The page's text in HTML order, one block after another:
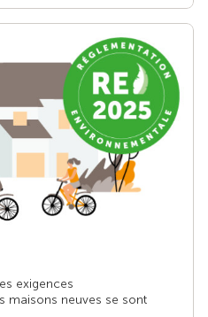
exigences
maisons neuves se sont